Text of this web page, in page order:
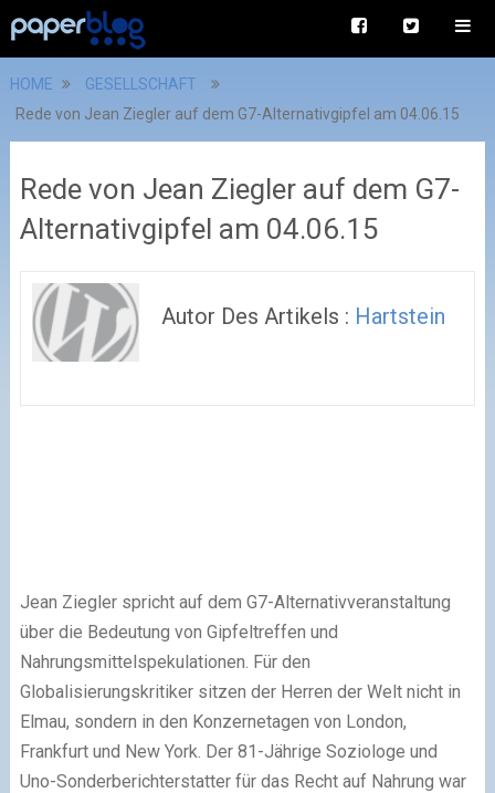
HOME
GESELLSCHAFT
Rede von Jean Ziegler auf dem G7-Alternativgipfel am 04.06.15
Rede von Jean Ziegler auf dem G7-
Alternativgipfel am 04.06.15
Autor Des Artikels : Hartstein
Jean Ziegler spricht auf dem G7-Alternativveranstaltung
über die Bedeutung von Gipfeltreffen und
Nahrungsmittelspekulationen. Für den
Globalisierungskritiker sitzen der Herren der Welt nicht in
Elmau, sondern in den Konzernetagen von London,
Frankfurt und New York. Der 81-Jährige Soziologe und
Uno-Sonderberichterstatter für das Recht auf Nahrung war